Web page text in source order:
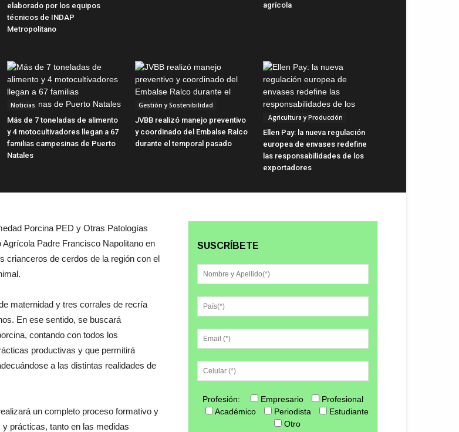
elaborado por los equipos
técnicos de INDAP
Metropolitano
agrícola
Noticias
Más de 7 toneladas de alimento
y 4 motocultivadores llegan a 67
familias campesinas de Puerto
Natales
Gestión y Sostenibilidad
JVBB realizó manejo preventivo
y coordinado del Embalse Ralco
durante el temporal pasado
Agricultura y Producción
Ellen Pay: la nueva regulación
europea de envases redefine
las responsabilidades de los
exportadores
Porcina PED y Otras Patologías
Padre Francisco Napolitano en
crianceros de cerdos de la región con el
maternidad y tres corrales de recría
En ese sentido, se buscará
contando con todos los
productivas y que permitirá
a las distintas realidades de
un completo proceso formativo y
prácticas, tanto en las medidas
SUSCRÍBETE
Profesión: Empresario
Profesional
Académico
Periodista
Estudiante
Otro